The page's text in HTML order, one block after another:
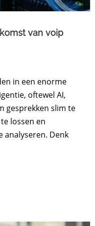
van voip
in een enorme
oftewel AI,
gesprekken slim te
lossen en
analyseren. Denk